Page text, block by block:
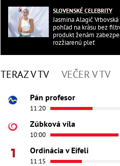
SLOVENSKÉ CELEBRITY
Jasmina Alagič
pohľad na krásu bez
produkt ženám
rozžiarenú pleť
TERAZ V TV VEČER V TV
Pán profesor
11:20
Zúbková víla
10:00
Ordinácia v Eifeli
11:15